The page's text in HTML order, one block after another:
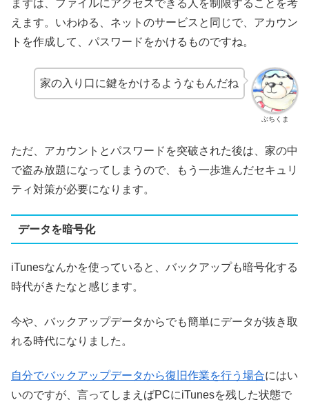
まずは、ファイルにアクセスできる人を制限することを考
えます。いわゆる、ネットのサービスと同じで、アカウン
トを作成して、パスワードをかけるものですね。
ぶちくま
家の入り口に鍵をかけるようなもんだね
ただ、アカウントとパスワードを突破された後は、家の中
で盗み放題になってしまうので、もう一歩進んだセキュリ
ティ対策が必要になります。
データを暗号化
iTunesなんかを使っていると、バックアップも暗号化する
時代がきたなと感じます。
今や、バックアップデータからでも簡単にデータが抜き取
れる時代になりました。
自分でバックアップデータから復旧作業を行う場合にはい
いのですが、言ってしまえばPCにiTunesを残した状態で